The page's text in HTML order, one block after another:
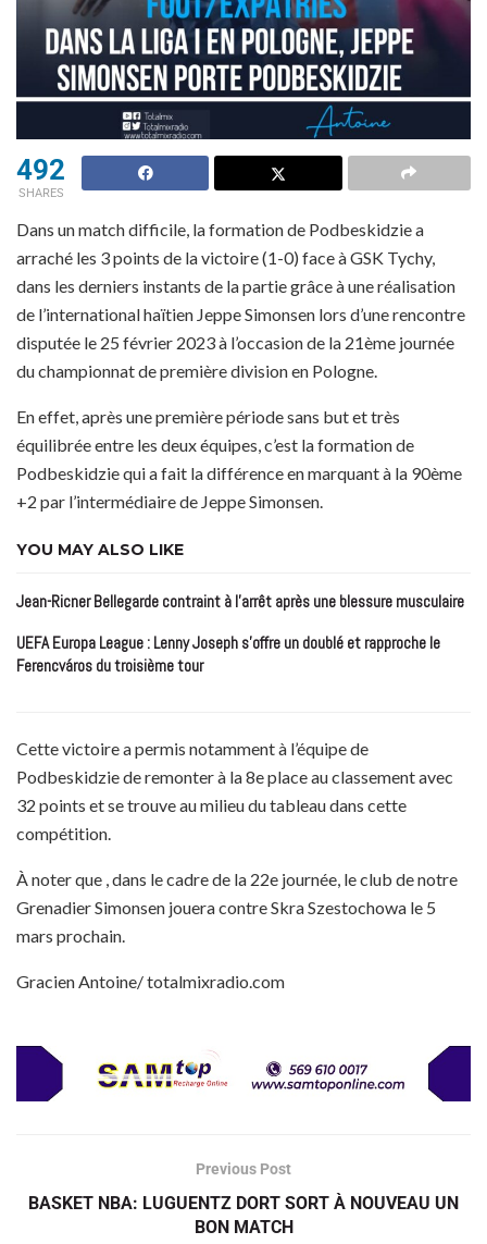
492
SHARES
Dans un match difficile, la formation de Podbeskidzie a
arraché les 3 points de la victoire (1-0) face à GSK Tychy,
dans les derniers instants de la partie grâce à une réalisation
de l’international haïtien Jeppe Simonsen lors d’une rencontre
disputée le 25 février 2023 à l’occasion de la 21ème journée
du championnat de première division en Pologne.
En effet, après une première période sans but et très
équilibrée entre les deux équipes, c’est la formation de
Podbeskidzie qui a fait la différence en marquant à la 90ème
+2 par l’intermédiaire de Jeppe Simonsen.
YOU MAY ALSO LIKE
Jean-Ricner Bellegarde contraint à l’arrêt après une blessure musculaire
UEFA Europa League : Lenny Joseph s’offre un doublé et rapproche le
Ferencváros du troisième tour
Cette victoire a permis notamment à l’équipe de
Podbeskidzie de remonter à la 8e place au classement avec
32 points et se trouve au milieu du tableau dans cette
compétition.
À noter que , dans le cadre de la 22e journée, le club de notre
Grenadier Simonsen jouera contre Skra Szestochowa le 5
mars prochain.
Gracien Antoine/ totalmixradio.com
Previous Post
BASKET NBA: LUGUENTZ DORT SORT À NOUVEAU UN
BON MATCH